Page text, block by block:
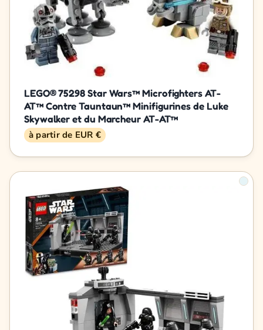
LEGO® 75298 Star Wars™ Microfighters AT-
AT™ Contre Tauntaun™ Minifigurines de Luke
Skywalker et du Marcheur AT-AT™
à partir de EUR €